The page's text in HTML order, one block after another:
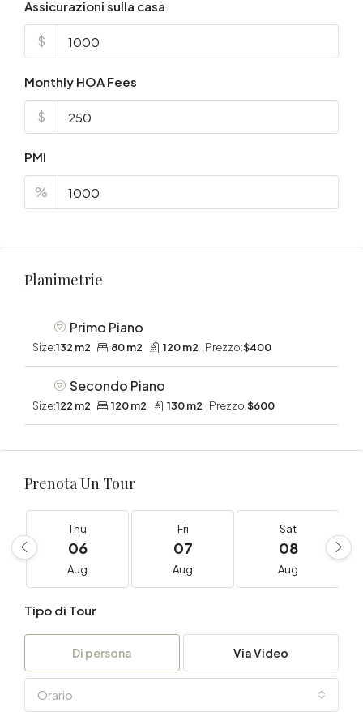
Assicurazioni sulla casa
$
Monthly HOA Fees
$
PMI
%
Planimetrie
Primo Piano
Size:132 m2 80 m2 120 m2 Prezzo:$400
Secondo Piano
Size:122 m2 120 m2 130 m2 Prezzo:$600
Prenota Un Tour
Thu
06
Aug
Fri
07
Aug
Sat
08
Aug
Tipo di Tour
Di persona Via Video
Orario